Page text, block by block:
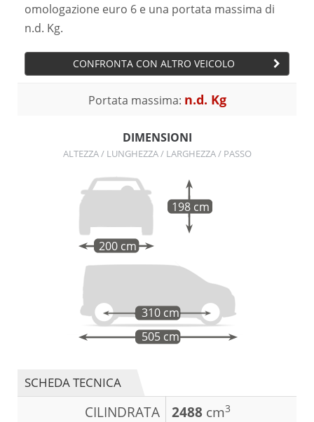
omologazione euro 6 e una portata massima di
n.d. Kg.
CONFRONTA CON ALTRO VEICOLO
Portata massima: n.d. Kg
DIMENSIONI
ALTEZZA / LUNGHEZZA / LARGHEZZA / PASSO
200 cm
198 cm
505 cm
310 cm
SCHEDA TECNICA
CILINDRATA 2488 cm3